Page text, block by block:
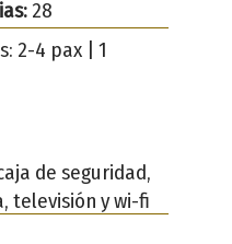
28
2-4 pax | 1
de seguridad,
televisión y wi-fi